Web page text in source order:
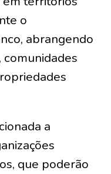
o
abrangendo
comunidades
a
que poderão